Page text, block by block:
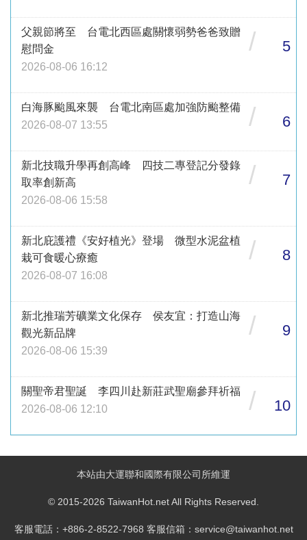
父親節將至 台電北西區處關懷弱勢爸爸致贈
慰問金
2026-08-06 16:12
/ 5
白海豚颱風來襲 台電北南區處加強防颱整備
2026-08-07 13:55
/ 6
新北技職升學再創高峰 四技二專登記分發錄
取率創新高
2026-08-06 15:58
/ 7
新北庇護禮《安好植光》登場 微型水泥盆植
栽可食暖心療癒
2026-08-07 16:08
/ 8
新北推瑞芳礦業文化保存 侯友宜：打造山海
觀光新品牌
2026-08-06 15:39
/ 9
關聖帝君聖誕 李四川赴新莊武聖廟參拜祈福
2026-08-06 12:10
/ 10
本站由大運聯和國際有限公司所維運
© 2015-2026 TaiwanHot.net All Rights Reserved.
客服電話：+886-2-8522-7968 客服信箱：service@taiwanhot.net